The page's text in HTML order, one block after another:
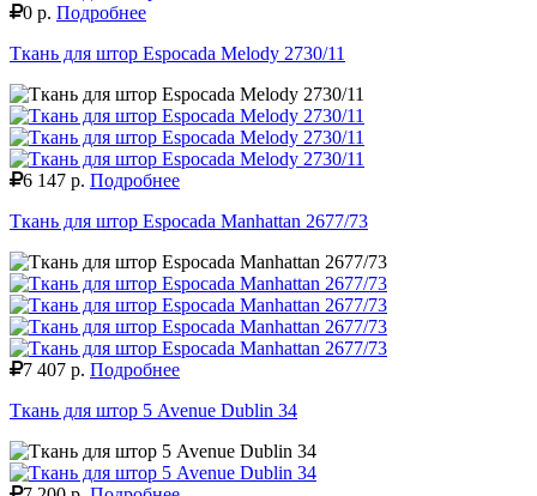
0 р. Подробнее
Ткань для штор Espocada Melody 2730/11
6 147 р. Подробнее
Ткань для штор Espocada Manhattan 2677/73
7 407 р. Подробнее
Ткань для штор 5 Avenue Dublin 34